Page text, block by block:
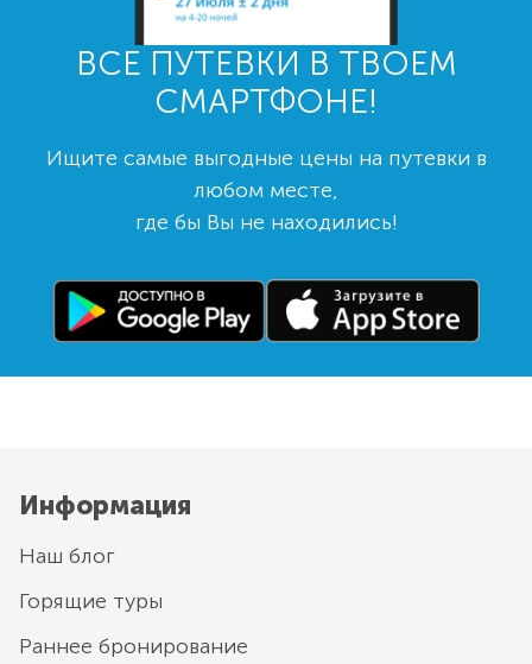
ВСЕ ПУТЕВКИ В ТВОЕМ
СМАРТФОНЕ!
Ищите самые выгодные цены на путевки в
любом месте,
где бы Вы не находились!
Информация
Наш блог
Горящие туры
Раннее бронирование